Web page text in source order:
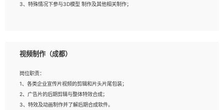
3、特殊情况下参与3D模型 制作及其他相关制作；
上；
3、想象力丰富, 有一定的艺术审美深度；
4、有良好的场景特效搭建功底；
5、熟悉 3Ds Max 或者 Maya；
6、有良好的沟通能力和团队合作意识；
视频制作（成都）
岗位职责：
1、各类企业宣传片视频的剪辑和片头片尾包装；
2、广告片的后期剪辑与整体特效合成；
3、特效及动画制作并了解后期合成软件。